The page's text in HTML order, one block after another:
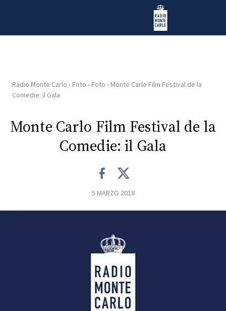
Radio Monte Carlo
HOME
RADIO
Radio Monte Carlo › Foto › Foto › Monte Carlo Film Festival de la
Comedie: il Gala
Monte Carlo Film Festival de la
Comedie: il Gala
5 MARZO 2018